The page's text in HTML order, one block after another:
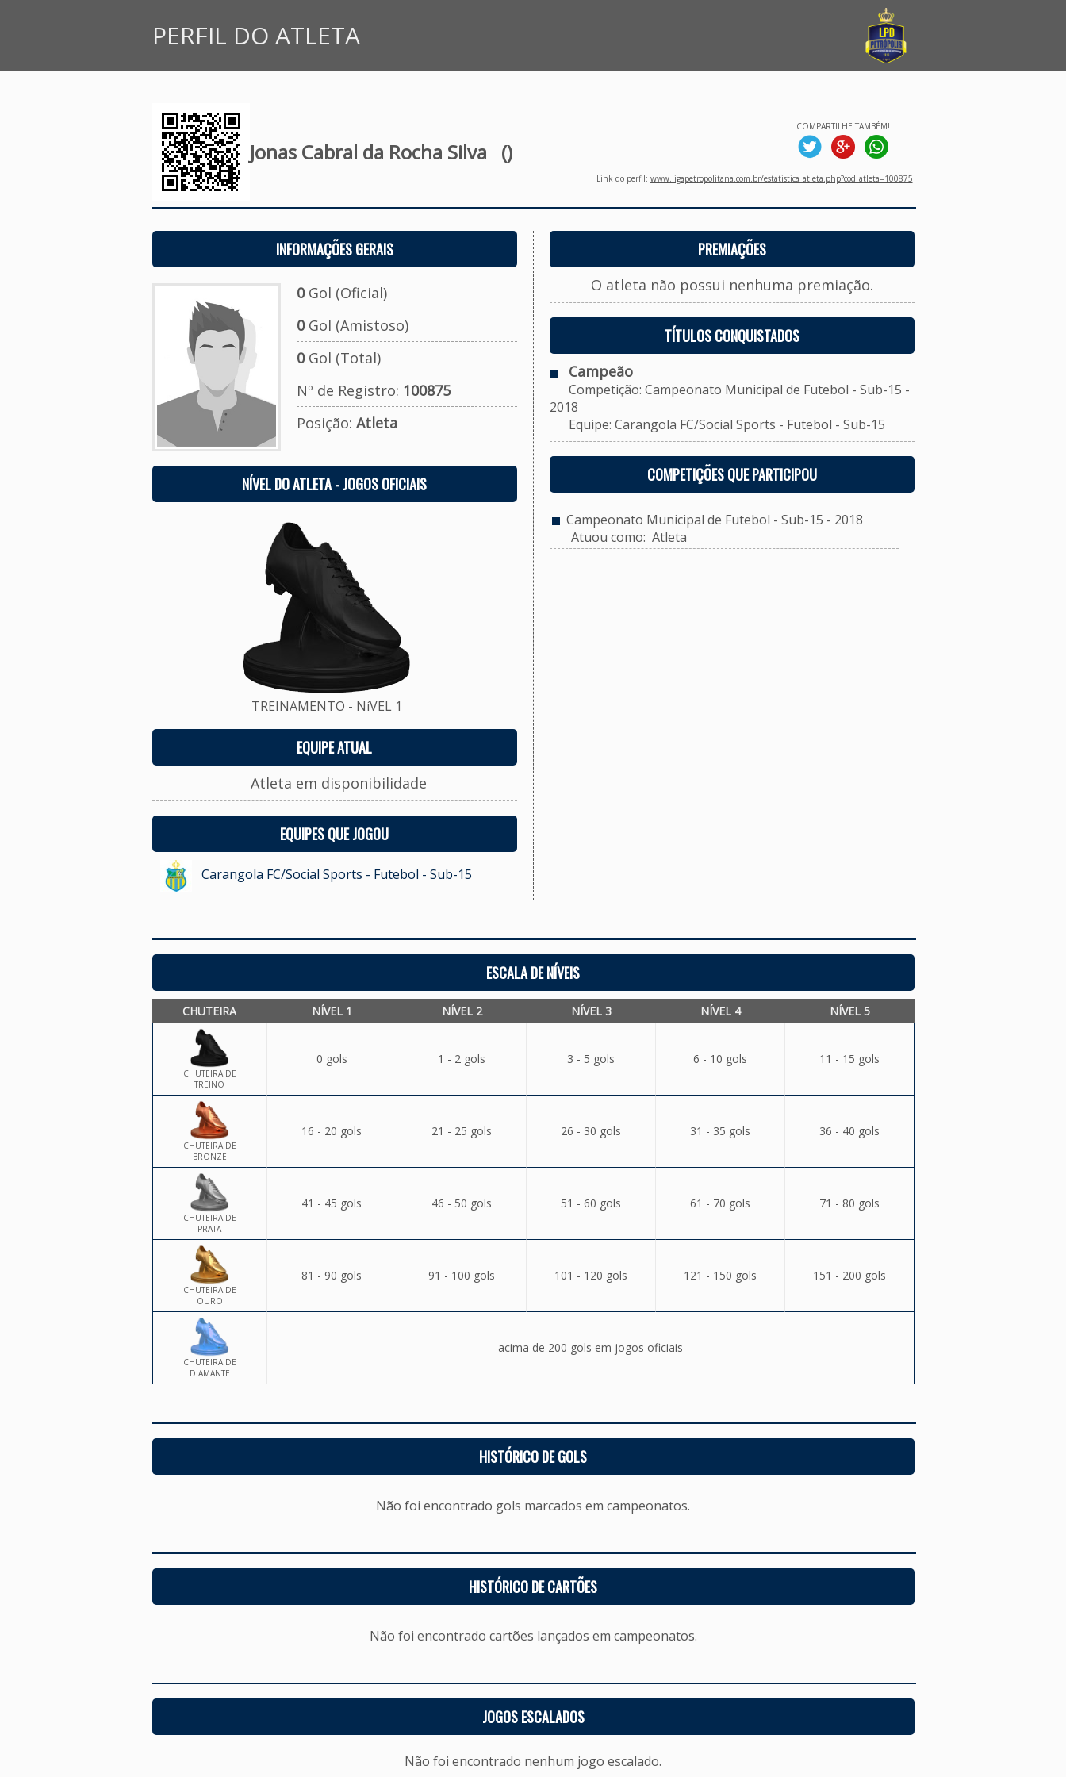
PERFIL DO ATLETA
Jonas Cabral da Rocha Silva ()
COMPARTILHE TAMBÉM!
Link do perfil: www.ligapetropolitana.com.br/estatistica_atleta.php?cod_atleta=100875
INFORMAÇÕES GERAIS
0Gol (Oficial)
0Gol (Amistoso)
0Gol (Total)
Nº de Registro: 100875
Posição: Atleta
NÍVEL DO ATLETA - JOGOS OFICIAIS
TREINAMENTO - NíVEL 1
EQUIPE ATUAL
Atleta em disponibilidade
EQUIPES QUE JOGOU
Carangola FC/Social Sports - Futebol - Sub-15
PREMIAÇÕES
O atleta não possui nenhuma premiação.
TÍTULOS CONQUISTADOS
Campeão
Competição: Campeonato Municipal de Futebol - Sub-15 -
2018
Equipe: Carangola FC/Social Sports - Futebol - Sub-15
COMPETIÇÕES QUE PARTICIPOU
Campeonato Municipal de Futebol - Sub-15 - 2018
Atuou como: Atleta
ESCALA DE NÍVEIS
CHUTEIRA NÍVEL 1 NÍVEL 2 NÍVEL 3 NÍVEL 4 NÍVEL 5
CHUTEIRA DE
TREINO
0 gols 1 - 2 gols 3 - 5 gols 6 - 10 gols 11 - 15 gols
CHUTEIRA DE
BRONZE
16 - 20 gols 21 - 25 gols 26 - 30 gols 31 - 35 gols 36 - 40 gols
CHUTEIRA DE
PRATA
41 - 45 gols 46 - 50 gols 51 - 60 gols 61 - 70 gols 71 - 80 gols
CHUTEIRA DE
OURO
81 - 90 gols 91 - 100 gols 101 - 120 gols 121 - 150 gols 151 - 200 gols
CHUTEIRA DE
DIAMANTE
acima de 200 gols em jogos oficiais
HISTÓRICO DE GOLS
Não foi encontrado gols marcados em campeonatos.
HISTÓRICO DE CARTÕES
Não foi encontrado cartões lançados em campeonatos.
JOGOS ESCALADOS
Não foi encontrado nenhum jogo escalado.